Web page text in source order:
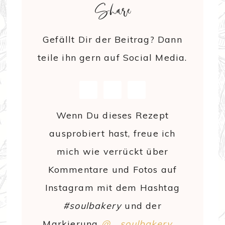
Share
Gefällt Dir der Beitrag? Dann
teile ihn gern auf Social Media.
Wenn Du dieses Rezept
ausprobiert hast, freue ich
mich wie verrückt über
Kommentare und Fotos auf
Instagram mit dem Hashtag
#soulbakeryund der